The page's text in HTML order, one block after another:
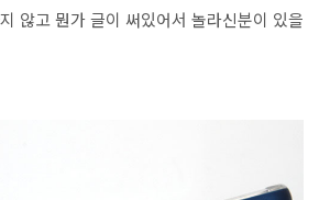
않고 뭔가 글이 써있어서 놀라신분이 있을